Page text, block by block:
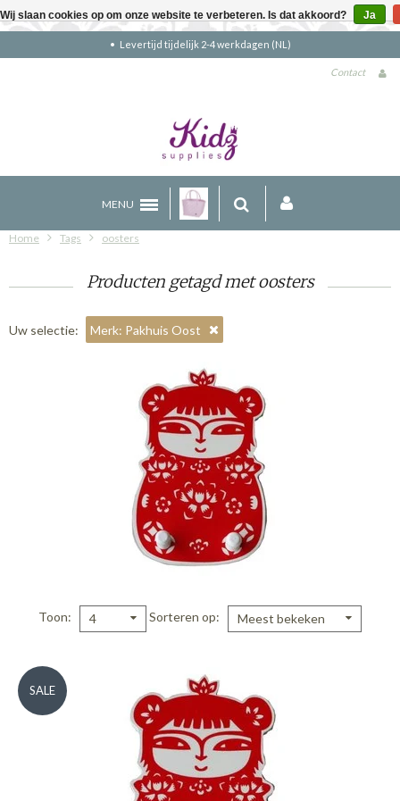
Gratis verzending boven €90 (NL)
Contact
MENU
Home Tags oosters
Producten getagd met oosters
Uw selectie: Merk: Pakhuis Oost
Toon 4 Sorteren op Meest bekeken
SALE
Wij slaan cookies op om onze website te verbeteren. Is dat akkoord? Ja